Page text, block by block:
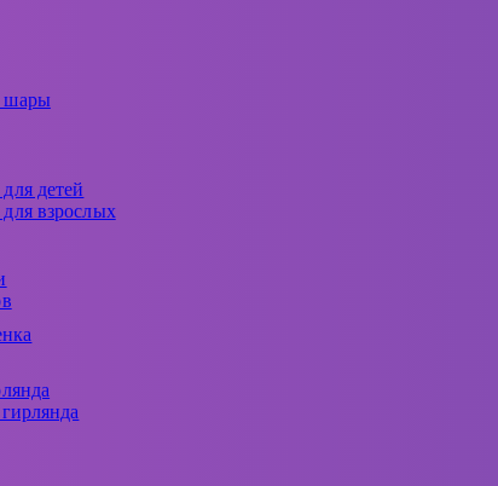
шары
детей
взрослых